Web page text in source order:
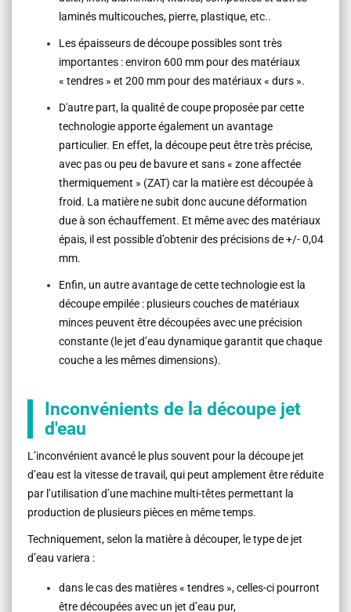
laminés multicouches, pierre, plastique, etc..
Les épaisseurs de découpe possibles sont très
importantes : environ 600 mm pour des matériaux
« tendres » et 200 mm pour des matériaux « durs ».
D'autre part, la qualité de coupe proposée par cette
technologie apporte également un avantage
particulier. En effet, la découpe peut être très précise,
avec pas ou peu de bavure et sans « zone affectée
thermiquement » (ZAT) car la matière est découpée à
froid. La matière ne subit donc aucune déformation
due à son échauffement. Et même avec des matériaux
épais, il est possible d’obtenir des précisions de +/- 0,04
mm.
Enfin, un autre avantage de cette technologie est la
découpe empilée : plusieurs couches de matériaux
minces peuvent être découpées avec une précision
constante (le jet d’eau dynamique garantit que chaque
couche a les mêmes dimensions).
Inconvénients de la découpe jet
d'eau
L’inconvénient avancé le plus souvent pour la découpe jet
d’eau est la vitesse de travail, qui peut amplement être réduite
par l’utilisation d’une machine multi-têtes permettant la
production de plusieurs pièces en même temps.
Techniquement, selon la matière à découper, le type de jet
d’eau variera :
dans le cas des matières « tendres », celles-ci pourront
être découpées avec un jet d’eau pur,